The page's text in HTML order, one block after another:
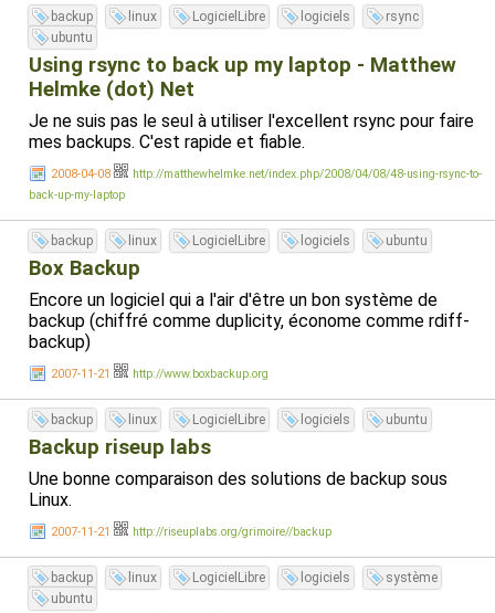
backup linux LogicielLibre logiciels
rsync
ubuntu
Using rsync to back up my laptop - Matthew
Helmke (dot) Net
Je ne suis pas le seul à utiliser l'excellent rsync pour faire
mes backups. C'est rapide et fiable.
2008-04-08
http://matthewhelmke.net/index.php/2008/04/08/48-using-rsync-to-
back-up-my-laptop
backup linux LogicielLibre logiciels ubuntu
Box Backup
Encore un logiciel qui a l'air d'être un bon système de
backup (chiffré comme duplicity, économe comme rdiff-
backup)
2007-11-21 http://www.boxbackup.org
backup linux LogicielLibre logiciels ubuntu
Backup riseup labs
Une bonne comparaison des solutions de backup sous
Linux.
2007-11-21 http://riseuplabs.org/grimoire//backup
backup linux LogicielLibre logiciels
système
ubuntu